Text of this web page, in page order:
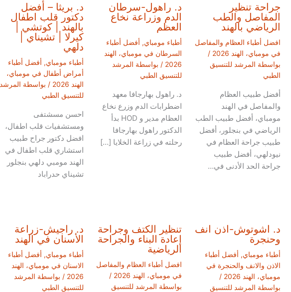
جراحة تنظير
المفاصل والطب
الرياضي بالهند
افضل أطباء العظام والمفاصل
في مومباي، الهند 2026
/
بواسطة المرشد للتنسيق
الطبي
أفضل طبيب العظام
والمفاصل في الهند
مومباي، أفضل طبيب الطب
الرياضي في بنجلور، أفضل
طبيب جراحة العظام في
نيودلهي، أفضل طبيب
جراحة الحد الأدنى في…
د. راهول-سرطان
الدم وزراعة نخاع
العظم
أطباء مومباي, أفضل أطباء
السرطان في مومباي، الهند
2026 / بواسطة المرشد
للتنسيق الطبي
د. راهول بهارجافا معهد
اضطرابات الدم وزرع نخاع
العظام مدير و HOD بدأ
الدكتور راهول بهارجافا
رحلته في زراعة الخلايا […]
د. بريثا – أفضل
دكتور قلب اطفال
بالهند | كوتشي |
كيرلا | تشيناي |
دلهي
أطباء مومباي, أفضل أطباء
أمراض أطفال في مومباي،
الهند 2026
/ بواسطة المرشد
للتنسيق الطبي
احسن مسشتفى
ومستشفيات قلب اطفال،
افضل دكتور جراح طبيب
استشاري قلب اطفال في
الهند مومبي دلهي بنجلور
تشيناي حدراباد
د. اشوتوش-اذن انف
وحنجرة
أطباء مومباي, أفضل أطباء
الاذن والانف والحنجرة في
مومباي، الهند 2026
/
بواسطة المرشد للتنسيق
تنظير الكتف وجراحة
إعادة البناء والجراحة
الرياضية
افضل أطباء العظام والمفاصل
في مومباي، الهند 2026
/
بواسطة المرشد للتنسيق
د. راجيش-زراعة
الأسنان في الهند
أطباء مومباي, أفضل أطباء
الاسنان في مومباي، الهند
2026 / بواسطة المرشد
للتنسيق الطبي